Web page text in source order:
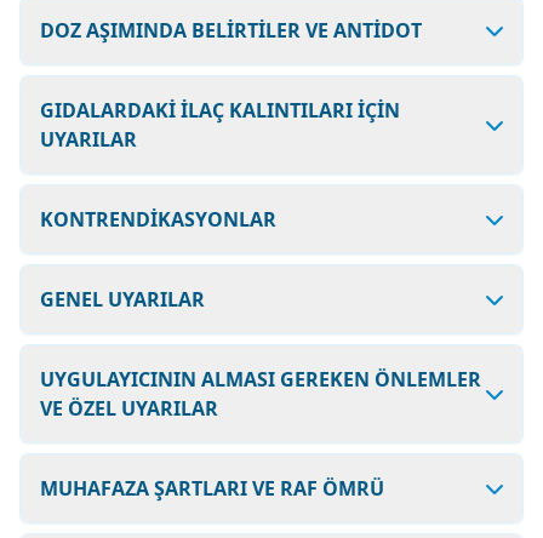
DOZ AŞIMINDA BELİRTİLER VE ANTİDOT
GIDALARDAKİ İLAÇ KALINTILARI İÇİN
UYARILAR
KONTRENDİKASYONLAR
GENEL UYARILAR
UYGULAYICININ ALMASI GEREKEN ÖNLEMLER
VE ÖZEL UYARILAR
MUHAFAZA ŞARTLARI VE RAF ÖMRÜ